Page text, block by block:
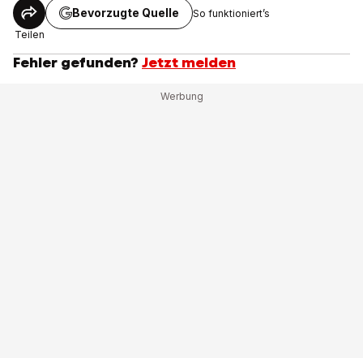
Teilen
Bevorzugte Quelle So funktioniert’s
Fehler gefunden? Jetzt melden